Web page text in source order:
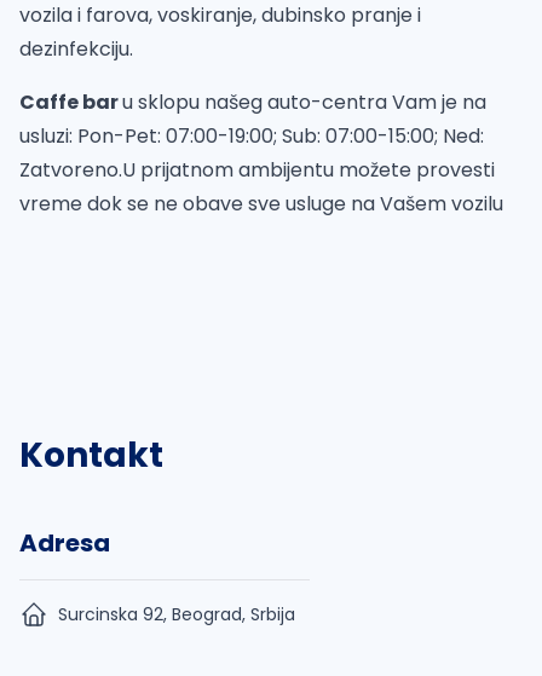
vozila i farova, voskiranje, dubinsko pranje i
dezinfekciju.
Caffe baru sklopu našeg auto-centra Vam je na
usluzi: Pon-Pet: 07:00-19:00; Sub: 07:00-15:00; Ned:
Zatvoreno.U prijatnom ambijentu možete provesti
vreme dok se ne obave sve usluge na Vašem vozilu
Kontakt
Adresa
Surcinska 92, Beograd, Srbija